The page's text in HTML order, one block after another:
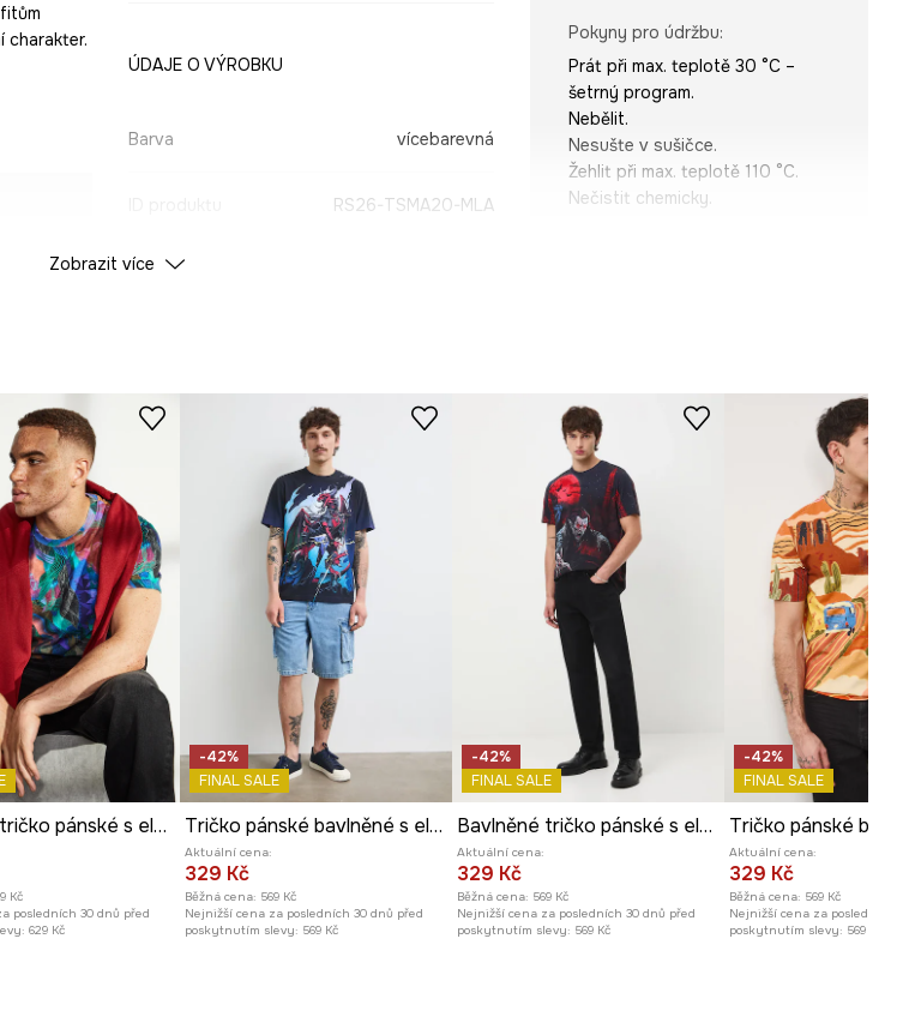
charakter.
ÚDAJE O VÝROBKU
Barva vícebarevná
RS26-TSMA20-MLA
Výrobce
Pokyny pro údržbu:
Prát při max. teplotě 30 °C –
šetrný program.
Nebělit.
Nesušte v sušičce.
Žehlit při max. teplotě 110 °C.
Nečistit chemicky.
ROZMĚRY
Míry uvedené pro velikost
M.
Délka
: 71 cm
Šířka podpaží
Model na fotografii je vysoký
188 cm a má na sebe velikost L
Prohlédněte si rozměry
Zobrazit více
Bavlněné tričko pánské s elastanem z kolekce Tajemný svět Medicine
Kč
posledních 30 dnů před
629 Kč
-42%
FINAL SALE
Tričko pánské bavlněné s elastanem
Aktuální cena:
329 Kč
Běžná cena: 569 Kč
Nejnižší cena za posledních 30 dnů před
poskytnutím slevy: 569 Kč
-42%
FINAL SALE
Bavlněné tričko pánské s elastanem, se vzorem
Aktuální cena:
329 Kč
Běžná cena: 569 Kč
Nejnižší cena za posledních 30 dnů před
poskytnutím slevy: 569 Kč
-42%
FINAL SALE
Aktuální cena:
329 Kč
Běžná cena: 569 Kč
Nejnižší cena za posledních 30
poskytnutím slevy: 569 Kč